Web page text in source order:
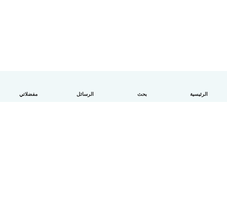
الرئيسية بحث الرسائل مفضلاتي